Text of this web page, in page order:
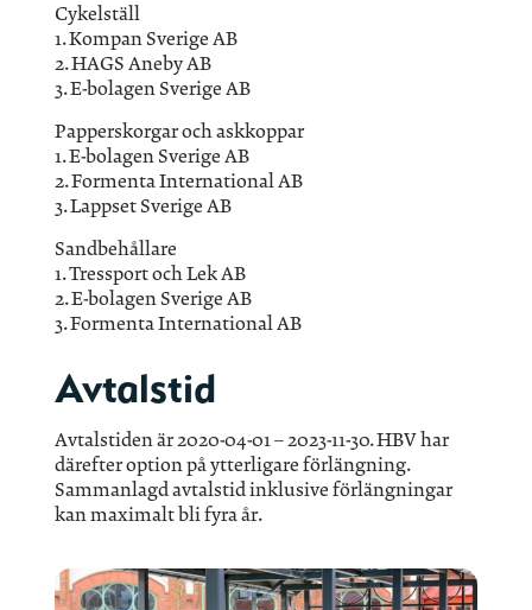
Cykelställ
1. Kompan Sverige AB
2. HAGS Aneby AB
3. E-bolagen Sverige AB
Papperskorgar och askkoppar
1. E-bolagen Sverige AB
2. Formenta International AB
3. Lappset Sverige AB
Sandbehållare
1. Tressport och Lek AB
2. E-bolagen Sverige AB
3. Formenta International AB
Avtalstid
Avtalstiden är 2020-04-01 – 2023-11-30. HBV har
därefter option på ytterligare förlängning.
Sammanlagd avtalstid inklusive förlängningar
kan maximalt bli fyra år.